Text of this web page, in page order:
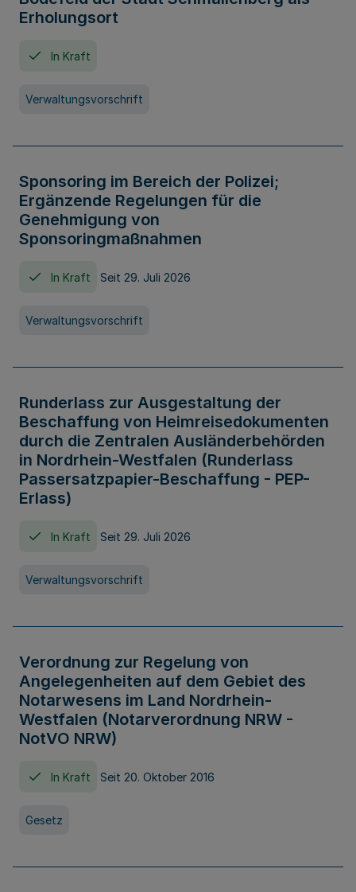
Erholungsort
In Kraft
Verwaltungsvorschrift
Sponsoring im Bereich der Polizei;
Ergänzende Regelungen für die
Genehmigung von
Sponsoringmaßnahmen
In Kraft Seit 29. Juli 2026
Verwaltungsvorschrift
Runderlass zur Ausgestaltung der
Beschaffung von Heimreisedokumenten
durch die Zentralen Ausländerbehörden
in Nordrhein-Westfalen (Runderlass
Passersatzpapier-Beschaffung - PEP-
Erlass)
In Kraft Seit 29. Juli 2026
Verwaltungsvorschrift
Verordnung zur Regelung von
Angelegenheiten auf dem Gebiet des
Notarwesens im Land Nordrhein-
Westfalen (Notarverordnung NRW -
NotVO NRW)
In Kraft Seit 20. Oktober 2016
Gesetz